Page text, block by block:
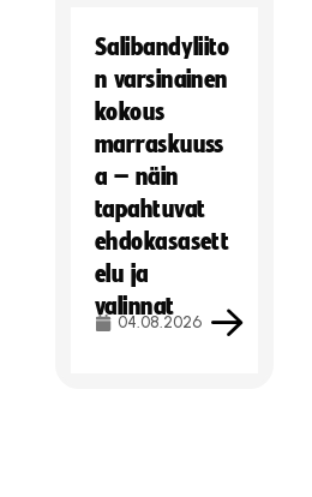
Salibandyliito
n varsinainen
kokous
marraskuuss
a – näin
tapahtuvat
ehdokasasett
elu ja
valinnat
04.08.2026